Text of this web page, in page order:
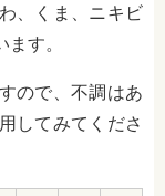
、くま、ニキビ
す。
ので、不調はあ
してみてくださ